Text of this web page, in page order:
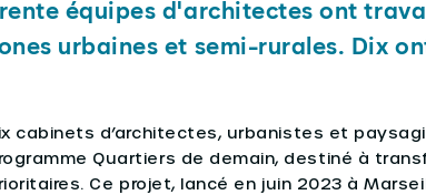
équipes d'architectes ont
urbaines et semi-rurales. Dix
cabinets d’architectes, urbanistes et
Quartiers de demain, destiné à
Ce projet, lancé en juin 2023 à